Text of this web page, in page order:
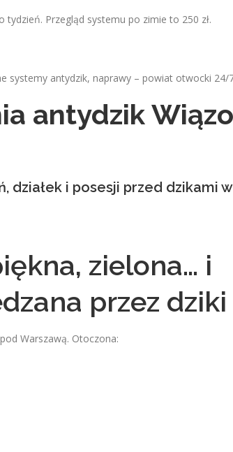
Przegląd systemu po zimie to 250 zł.
systemy antydzik, naprawy – powiat otwocki 24/
antydzik
i posesji przed dzikami
zielona… i
przez dziki
Warszawą. Otoczona: